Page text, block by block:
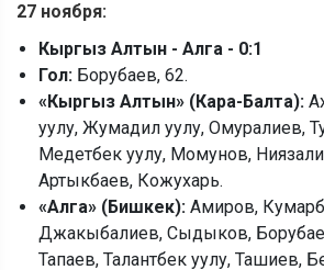
27 ноября:
Кыргыз Алтын - Алга - 0:1
Гол: Борубаев, 62.
«Кыргыз Алтын» (Кара-Балта):
уулу, Жумадил уулу, Омуралиев,
Медетбек уулу, Момунов,
Артыкбаев, Кожухарь.
«Алга» (Бишкек): Амиров,
Джакыбалиев, Сыдыков,
Тапаев, Талантбек уулу, Ташиев,